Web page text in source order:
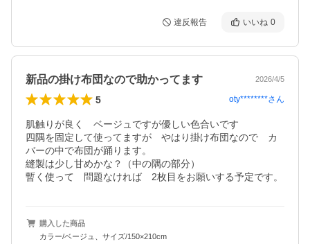
違反報告 いいね 0
新品の掛け布団なので助かってます 2026/4/5
5 oty********さん
肌触りが良く　ベージュですが優しい色合いです
四隅を固定して使ってますが　やはり掛け布団なので　カ
バーの中で布団が踊ります。
縫製は少し甘めかな？（中の隅の部分）
暫く使って　問題なければ　2枚目をお願いする予定です。
購入した商品
カラー/ベージュ、サイズ/150×210cm